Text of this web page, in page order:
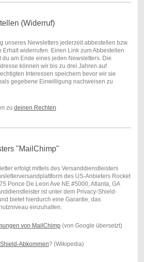
(Widerruf)
unseres Newsletters jederzeit abbestellen bzw.
widerrufen. Einen Link zum Abbestellen
du am Ende eines jeden Newsletters. Die
können wir bis zu drei Jahren auf
Interessen speichern bevor wir sie
gegebene Einwilligung nachweisen zu
zu deinen Rechten
"MailChimp"
erfolgt mittels des Versanddienstleisters
des US-Anbieters Rocket
Ponce De Leon Ave NE #5000, Atlanta, GA
ist unter dem Privacy-Shield-
bietet hierdurch eine Garantie, das
einzuhalten.
von MailChimp(von Google übersetzt)
Abkommen? (Wikipedia)